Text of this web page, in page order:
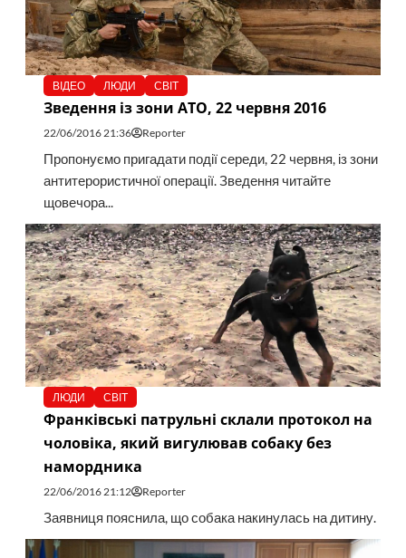
ВІДЕО ЛЮДИ СВІТ
Зведення із зони АТО, 22 червня 2016
22/06/2016 21:36 Reporter
Пропонуємо пригадати події середи, 22 червня, із зони
антитерористичної операції. Зведення читайте
щовечора...
ЛЮДИ СВІТ
Франківські патрульні склали протокол на
чоловіка, який вигулював собаку без
намордника
22/06/2016 21:12 Reporter
Заявниця пояснила, що собака накинулась на дитину.